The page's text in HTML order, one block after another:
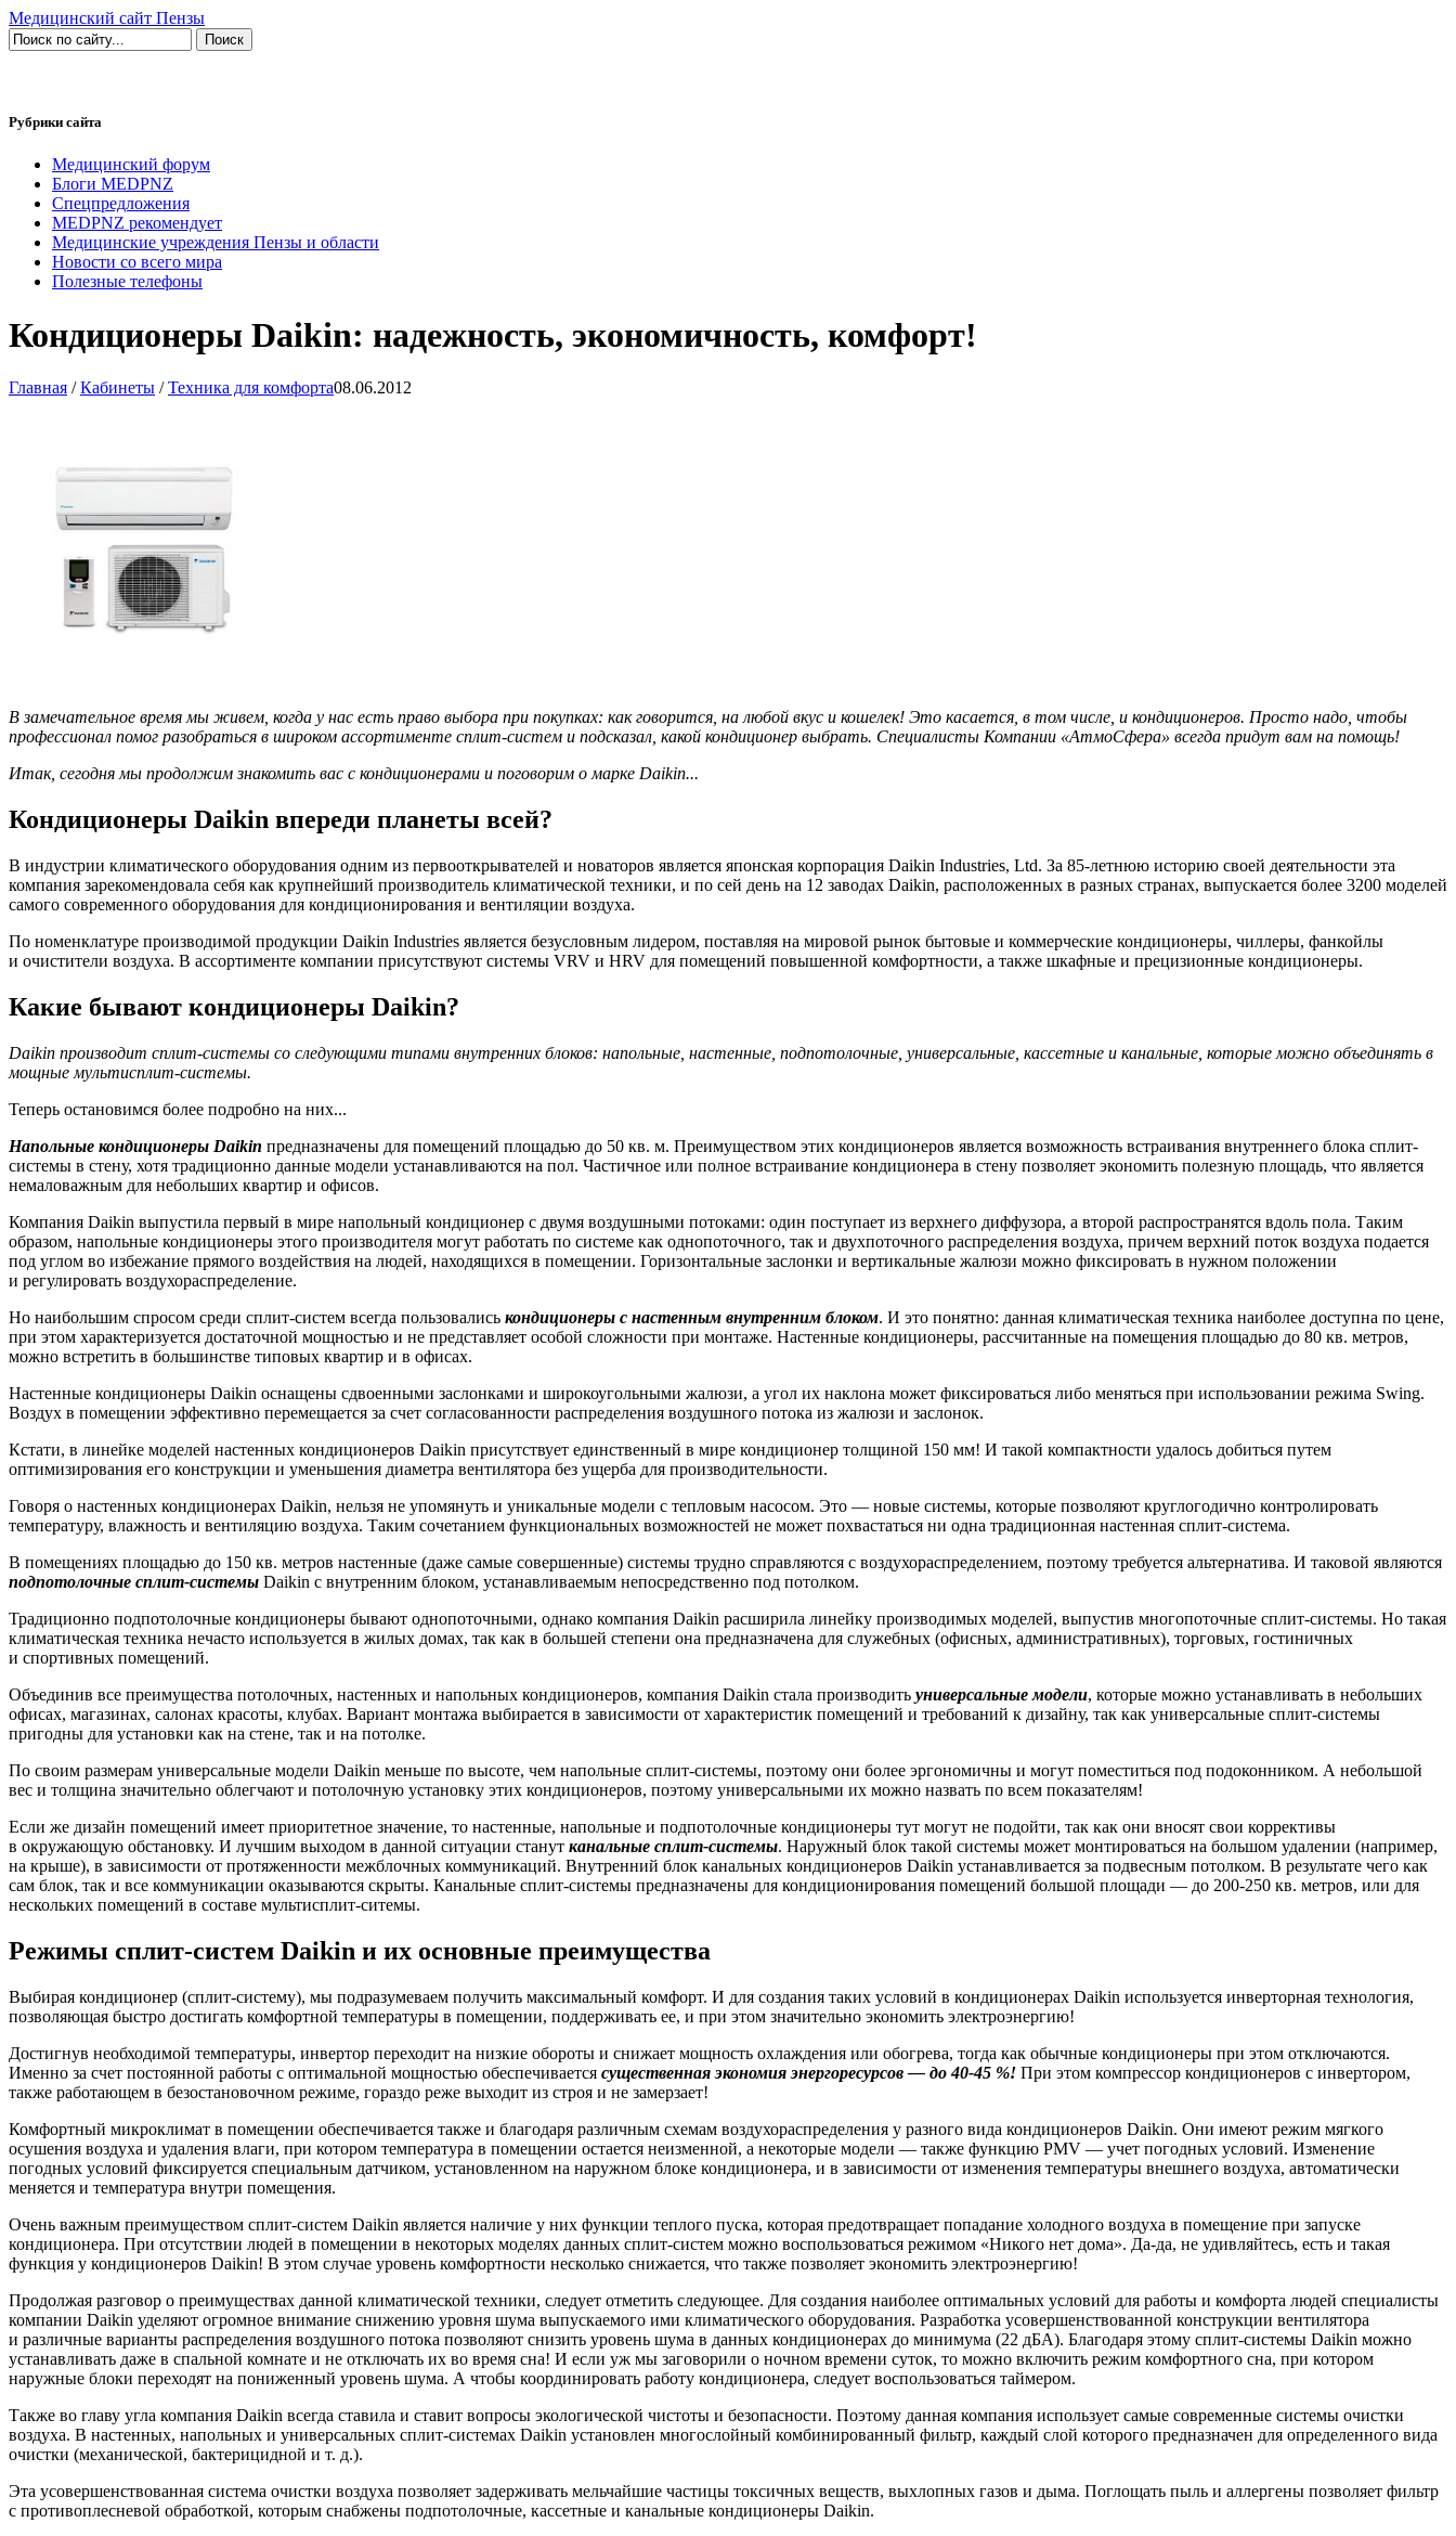
Медицинский сайт Пензы
Рубрики сайта
Медицинский форум
Блоги MEDPNZ
Спецпредложения
MEDPNZ рекомендует
Медицинские учреждения Пензы и области
Новости со всего мира
Полезные телефоны
Кондиционеры Daikin: надежность, экономичность, комфорт!
Главная /Кабинеты /Техника для комфорта08.06.2012
В замечательное время мы живем, когда у нас есть право выбора при покупках: как говорится, на любой вкус и кошелек! Это касается, в том числе, и кондиционеров. Просто надо, чтобы
профессионал помог разобраться в широком ассортименте сплит-систем и подсказал, какой кондиционер выбрать. Специалисты Компании «АтмоСфера» всегда придут вам на помощь!
Итак, сегодня мы продолжим знакомить вас с кондиционерами и поговорим о марке Daikin...
Кондиционеры Daikin впереди планеты всей?
В индустрии климатического оборудования одним из первооткрывателей и новаторов является японская корпорация Daikin Industries, Ltd. За 85-летнюю историю своей деятельности эта
компания зарекомендовала себя как крупнейший производитель климатической техники, и по сей день на 12 заводах Daikin, расположенных в разных странах, выпускается более 3200 моделей
самого современного оборудования для кондиционирования и вентиляции воздуха.
По номенклатуре производимой продукции Daikin Industries является безусловным лидером, поставляя на мировой рынок бытовые и коммерческие кондиционеры, чиллеры, фанкойлы
и очистители воздуха. В ассортименте компании присутствуют системы VRV и HRV для помещений повышенной комфортности, а также шкафные и прецизионные кондиционеры.
Какие бывают кондиционеры Daikin?
Daikin производит сплит-системы со следующими типами внутренних блоков: напольные, настенные, подпотолочные, универсальные, кассетные и канальные, которые можно объединять в
мощные мультисплит-системы.
Теперь остановимся более подробно на них...
Напольные кондиционеры Daikin предназначены для помещений площадью до 50 кв. м. Преимуществом этих кондиционеров является возможность встраивания внутреннего блока сплит-
системы в стену, хотя традиционно данные модели устанавливаются на пол. Частичное или полное встраивание кондиционера в стену позволяет экономить полезную площадь, что является
немаловажным для небольших квартир и офисов.
Компания Daikin выпустила первый в мире напольный кондиционер с двумя воздушными потоками: один поступает из верхнего диффузора, а второй распространятся вдоль пола. Таким
образом, напольные кондиционеры этого производителя могут работать по системе как однопоточного, так и двухпоточного распределения воздуха, причем верхний поток воздуха подается
под углом во избежание прямого воздействия на людей, находящихся в помещении. Горизонтальные заслонки и вертикальные жалюзи можно фиксировать в нужном положении
и регулировать воздухораспределение.
Но наибольшим спросом среди сплит-систем всегда пользовались кондиционеры с настенным внутренним блоком. И это понятно: данная климатическая техника наиболее доступна по цене,
при этом характеризуется достаточной мощностью и не представляет особой сложности при монтаже. Настенные кондиционеры, рассчитанные на помещения площадью до 80 кв. метров,
можно встретить в большинстве типовых квартир и в офисах.
Настенные кондиционеры Daikin оснащены сдвоенными заслонками и широкоугольными жалюзи, а угол их наклона может фиксироваться либо меняться при использовании режима Swing.
Воздух в помещении эффективно перемещается за счет согласованности распределения воздушного потока из жалюзи и заслонок.
Кстати, в линейке моделей настенных кондиционеров Daikin присутствует единственный в мире кондиционер толщиной 150 мм! И такой компактности удалось добиться путем
оптимизирования его конструкции и уменьшения диаметра вентилятора без ущерба для производительности.
Говоря о настенных кондиционерах Daikin, нельзя не упомянуть и уникальные модели с тепловым насосом. Это — новые системы, которые позволяют круглогодично контролировать
температуру, влажность и вентиляцию воздуха. Таким сочетанием функциональных возможностей не может похвастаться ни одна традиционная настенная сплит-система.
В помещениях площадью до 150 кв. метров настенные (даже самые совершенные) системы трудно справляются с воздухораспределением, поэтому требуется альтернатива. И таковой являются
подпотолочные сплит-системы Daikin с внутренним блоком, устанавливаемым непосредственно под потолком.
Традиционно подпотолочные кондиционеры бывают однопоточными, однако компания Daikin расширила линейку производимых моделей, выпустив многопоточные сплит-системы. Но такая
климатическая техника нечасто используется в жилых домах, так как в большей степени она предназначена для служебных (офисных, административных), торговых, гостиничных
и спортивных помещений.
Объединив все преимущества потолочных, настенных и напольных кондиционеров, компания Daikin стала производить универсальные модели, которые можно устанавливать в небольших
офисах, магазинах, салонах красоты, клубах. Вариант монтажа выбирается в зависимости от характеристик помещений и требований к дизайну, так как универсальные сплит-системы
пригодны для установки как на стене, так и на потолке.
По своим размерам универсальные модели Daikin меньше по высоте, чем напольные сплит-системы, поэтому они более эргономичны и могут поместиться под подоконником. А небольшой
вес и толщина значительно облегчают и потолочную установку этих кондиционеров, поэтому универсальными их можно назвать по всем показателям!
Если же дизайн помещений имеет приоритетное значение, то настенные, напольные и подпотолочные кондиционеры тут могут не подойти, так как они вносят свои коррективы
в окружающую обстановку. И лучшим выходом в данной ситуации станут канальные сплит-системы. Наружный блок такой системы может монтироваться на большом удалении (например,
на крыше), в зависимости от протяженности межблочных коммуникаций. Внутренний блок канальных кондиционеров Daikin устанавливается за подвесным потолком. В результате чего как
сам блок, так и все коммуникации оказываются скрыты. Канальные сплит-системы предназначены для кондиционирования помещений большой площади — до 200-250 кв. метров, или для
нескольких помещений в составе мультисплит-ситемы.
Режимы сплит-систем Daikin и их основные преимущества
Выбирая кондиционер (сплит-систему), мы подразумеваем получить максимальный комфорт. И для создания таких условий в кондиционерах Daikin используется инверторная технология,
позволяющая быстро достигать комфортной температуры в помещении, поддерживать ее, и при этом значительно экономить электроэнергию!
Достигнув необходимой температуры, инвертор переходит на низкие обороты и снижает мощность охлаждения или обогрева, тогда как обычные кондиционеры при этом отключаются.
Именно за счет постоянной работы с оптимальной мощностью обеспечивается существенная экономия энергоресурсов — до 40-45 %! При этом компрессор кондиционеров с инвертором,
также работающем в безостановочном режиме, гораздо реже выходит из строя и не замерзает!
Комфортный микроклимат в помещении обеспечивается также и благодаря различным схемам воздухораспределения у разного вида кондиционеров Daikin. Они имеют режим мягкого
осушения воздуха и удаления влаги, при котором температура в помещении остается неизменной, а некоторые модели — также функцию PMV — учет погодных условий. Изменение
погодных условий фиксируется специальным датчиком, установленном на наружном блоке кондиционера, и в зависимости от изменения температуры внешнего воздуха, автоматически
меняется и температура внутри помещения.
Очень важным преимуществом сплит-систем Daikin является наличие у них функции теплого пуска, которая предотвращает попадание холодного воздуха в помещение при запуске
кондиционера. При отсутствии людей в помещении в некоторых моделях данных сплит-систем можно воспользоваться режимом «Никого нет дома». Да-да, не удивляйтесь, есть и такая
функция у кондиционеров Daikin! В этом случае уровень комфортности несколько снижается, что также позволяет экономить электроэнергию!
Продолжая разговор о преимуществах данной климатической техники, следует отметить следующее. Для создания наиболее оптимальных условий для работы и комфорта людей специалисты
компании Daikin уделяют огромное внимание снижению уровня шума выпускаемого ими климатического оборудования. Разработка усовершенствованной конструкции вентилятора
и различные варианты распределения воздушного потока позволяют снизить уровень шума в данных кондиционерах до минимума (22 дБА). Благодаря этому сплит-системы Daikin можно
устанавливать даже в спальной комнате и не отключать их во время сна! И если уж мы заговорили о ночном времени суток, то можно включить режим комфортного сна, при котором
наружные блоки переходят на пониженный уровень шума. А чтобы координировать работу кондиционера, следует воспользоваться таймером.
Также во главу угла компания Daikin всегда ставила и ставит вопросы экологической чистоты и безопасности. Поэтому данная компания использует самые современные системы очистки
воздуха. В настенных, напольных и универсальных сплит-системах Daikin установлен многослойный комбинированный фильтр, каждый слой которого предназначен для определенного вида
очистки (механической, бактерицидной и т. д.).
Эта усовершенствованная система очистки воздуха позволяет задерживать мельчайшие частицы токсичных веществ, выхлопных газов и дыма. Поглощать пыль и аллергены позволяет фильтр
с противоплесневой обработкой, которым снабжены подпотолочные, кассетные и канальные кондиционеры Daikin.